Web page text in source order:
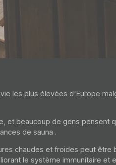
les plus élevées d'Europe
et beaucoup de gens pensent
de sauna .
chaudes et froides peut être
le système immunitaire et